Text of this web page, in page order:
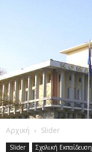
Αρχική Slider
Slider Σχολική Εκπαίδευση